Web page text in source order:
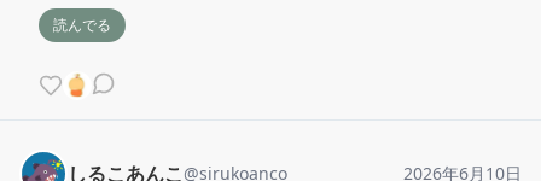
読んでる
しるこあんこ@sirukoanco 2026年6月10日